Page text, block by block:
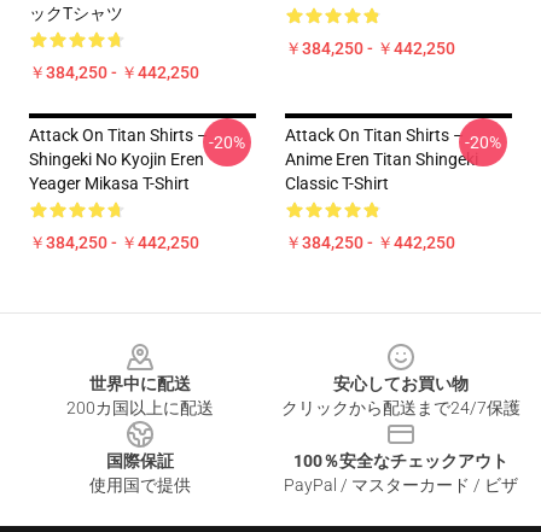
ックTシャツ
￥384,250 - ￥442,250
￥384,250 - ￥442,250
Attack On Titan Shirts –
Shingeki No Kyojin Eren
Yeager Mikasa T-Shirt
￥384,250 - ￥442,250
-20%
Attack On Titan Shirts –
Anime Eren Titan Shingeki
Classic T-Shirt
￥384,250 - ￥442,250
-20%
世界中に配送
200カ国以上に配送
安心してお買い物
クリックから配送まで24/7保護
国際保証
使用国で提供
100％安全なチェックアウト
PayPal / マスターカード / ビザ